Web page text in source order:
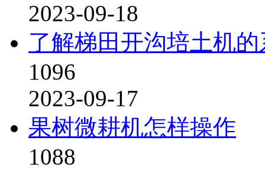
2023-09-18
了解梯田开沟培土机
1096
2023-09-17
果树微耕机怎样操作
1088